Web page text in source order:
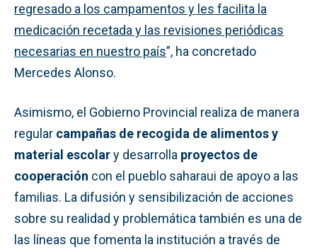
regresado a los campamentos y les facilita la
medicación recetada y las revisiones periódicas
necesarias en nuestro país”, ha concretado
Mercedes Alonso.
Asimismo, el Gobierno Provincial realiza de manera
regular campañas de recogida de alimentos y
material escolary desarrolla proyectos de
cooperación con el pueblo saharaui de apoyo a las
familias. La difusión y sensibilización de acciones
sobre su realidad y problemática también es una de
las líneas que fomenta la institución a través de